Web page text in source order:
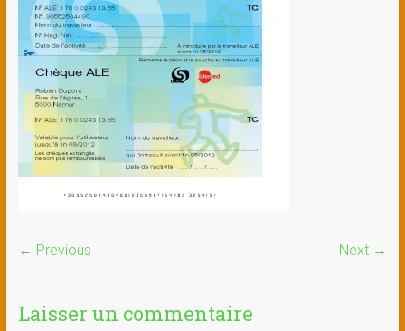
← Previous Next →
Laisser un commentaire